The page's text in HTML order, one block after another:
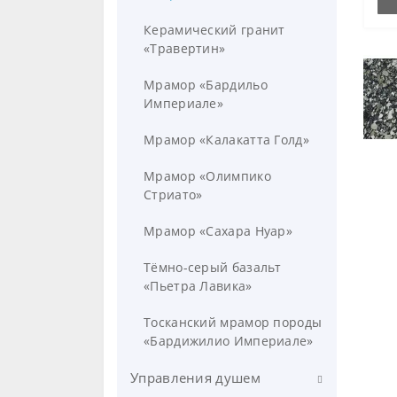
Напольные
Встраиваемые
Для ванны
Для раковины
Для кухни
Душевые кабины
Угловые
Полукруглые
Стальные
Поддоны
Акриловые
Сантехника для инвалидов
Раковины
Зеркала
Поручни
Мебель для ванной
Зеркала
Зеркала-шкафчики
Комплектующие для мебели
Модули для шкафчиков
Пеналы/Полупеналы
Керамический гранит
«Травертин»
Мрамор «Бардильо
Империале»
Мрамор «Калакатта Голд»
Мрамор «Олимпико
Стриато»
Мрамор «Сахара Нуар»
Тёмно-серый базальт
«Пьетра Лавика»
Тосканский мрамор породы
«Бардижилио Империале»
Управления душем